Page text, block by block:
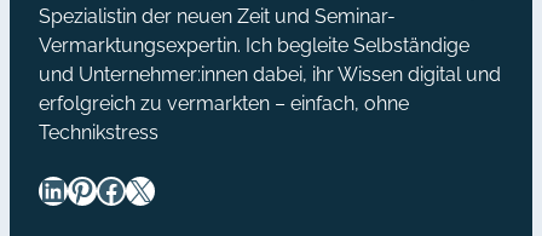
Spezialistin der neuen Zeit und Seminar-
Vermarktungsexpertin. Ich begleite Selbständige
und Unternehmer:innen dabei, ihr Wissen digital und
erfolgreich zu vermarkten – einfach, ohne
Technikstress
LinkedIn Pinterest Facebook X